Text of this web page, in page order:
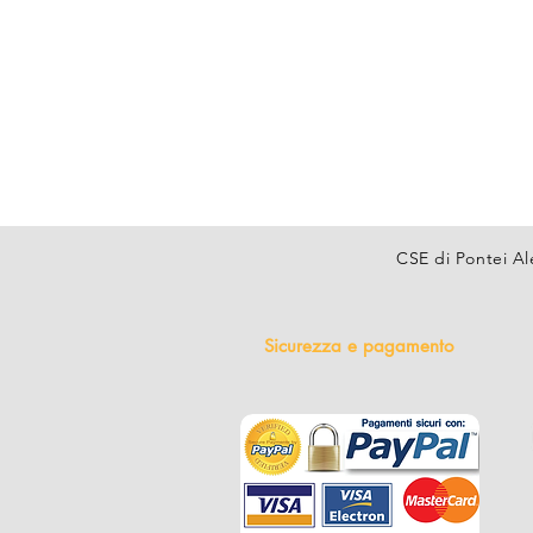
CSE di Pontei
Sicurezza e pagamento